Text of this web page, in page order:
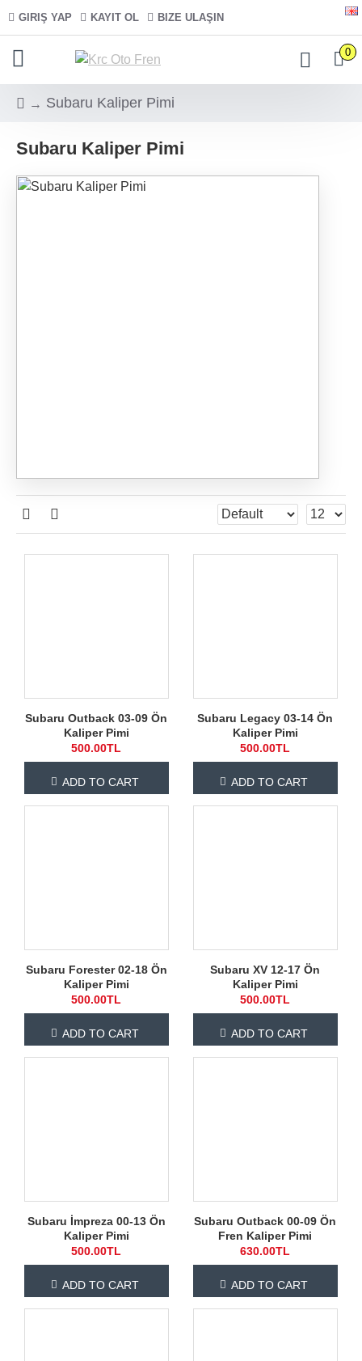
GIRIŞ YAP KAYIT OL BIZE ULAŞIN
0
Subaru Kaliper Pimi
Subaru Kaliper Pimi
Subaru Outback 03-09 Ön
Kaliper Pimi
500.00TL
ADD TO CART
Subaru Legacy 03-14 Ön
Kaliper Pimi
500.00TL
ADD TO CART
Subaru Forester 02-18 Ön
Kaliper Pimi
500.00TL
ADD TO CART
Subaru XV 12-17 Ön
Kaliper Pimi
500.00TL
ADD TO CART
Subaru İmpreza 00-13 Ön
Kaliper Pimi
500.00TL
ADD TO CART
Subaru Outback 00-09 Ön
Fren Kaliper Pimi
630.00TL
ADD TO CART